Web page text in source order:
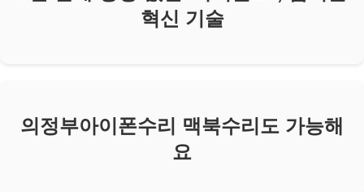
혁신 기술
의정부아이폰수리 맥북수리도 가능해
요